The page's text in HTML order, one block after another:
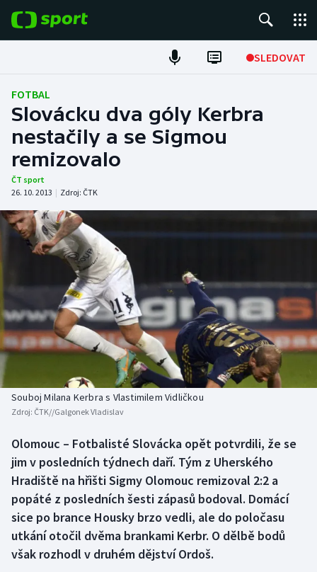
SLEDOVAT
Fotbal
Hokej
Tenis
Atletika
Cyklistika
DALŠÍ SPORTY
Americký fotbal
Baseball a softbal
Biatlon
Box
Curling
Dostihy
NEPŘEHLÉDNĚTE
Soutěže
Historické návraty
Aplikace ČT sport
FOTBAL
Slovácku dva góly Kerbra
nestačily a se Sigmou
remizovalo
ČT sport
26. 10. 2013 | Zdroj: ČTK
Souboj Milana Kerbra s Vlastimilem Vidličkou
Zdroj: ČTK//Galgonek Vladislav
Olomouc – Fotbalisté Slovácka opět potvrdili, že se
jim v posledních týdnech daří. Tým z Uherského
Hradiště na hřišti Sigmy Olomouc remizoval 2:2 a
popáté z posledních šesti zápasů bodoval. Domácí
sice po brance Housky brzo vedli, ale do poločasu
utkání otočil dvěma brankami Kerbr. O dělbě bodů
však rozhodl v druhém dějství Ordoš.